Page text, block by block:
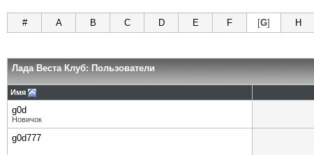
# A B C D E F [G] H
Лада Веста Клуб: Пользователи
Имя
g0d
Новичок
g0d777